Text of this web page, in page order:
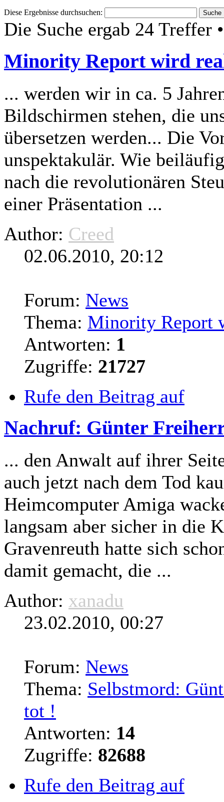
Diese Ergebnisse durchsuchen:
Die Suche ergab 24 Treffer
Minority Report wird
... werden wir in ca. 5
Bildschirmen stehen, die
übersetzen werden... Die
unspektakulär. Wie
nach die revolutionären
einer Präsentation ...
Author: Creed
02.06.2010, 20:12
Forum: News
Thema: Minority Report
Antworten: 1
Zugriffe: 21727
Rufe den Beitrag auf
Nachruf: Günter
... den Anwalt auf ihrer
auch jetzt nach dem Tod
Heimcomputer Amiga
langsam aber sicher in die
Gravenreuth hatte sich
damit gemacht, die ...
Author: xanadu
23.02.2010, 00:27
Forum: News
Thema: Selbstmord:
tot !
Antworten: 14
Zugriffe: 82688
Rufe den Beitrag auf